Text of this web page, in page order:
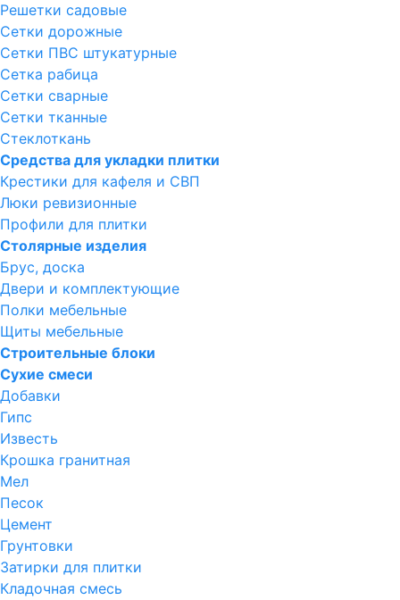
Решетки садовые
Сетки дорожные
Сетки ПВС штукатурные
Сетка рабица
Сетки сварные
Сетки тканные
Стеклоткань
Средства для укладки плитки
Крестики для кафеля и СВП
Люки ревизионные
Профили для плитки
Столярные изделия
Брус, доска
Двери и комплектующие
Полки мебельные
Щиты мебельные
Строительные блоки
Сухие смеси
Добавки
Гипс
Известь
Крошка гранитная
Мел
Песок
Цемент
Грунтовки
Затирки для плитки
Кладочная смесь